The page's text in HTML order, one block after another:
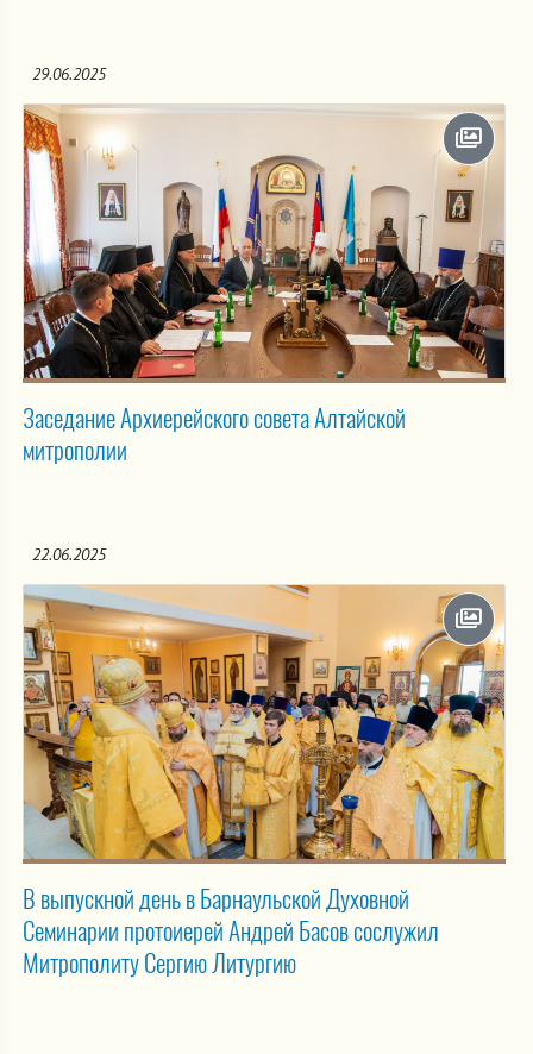
29.06.2025
Заседание Архиерейского совета Алтайской
митрополии
22.06.2025
В выпускной день в Барнаульской Духовной
Семинарии протоиерей Андрей Басов сослужил
Митрополиту Сергию Литургию